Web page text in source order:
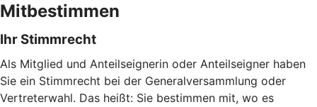
Mitbestimmen
Ihr Stimmrecht
Als Mitglied und Anteilseignerin oder Anteilseigner haben
Sie ein Stimmrecht bei der Generalversammlung oder
Vertreterwahl. Das heißt: Sie bestimmen mit, wo es